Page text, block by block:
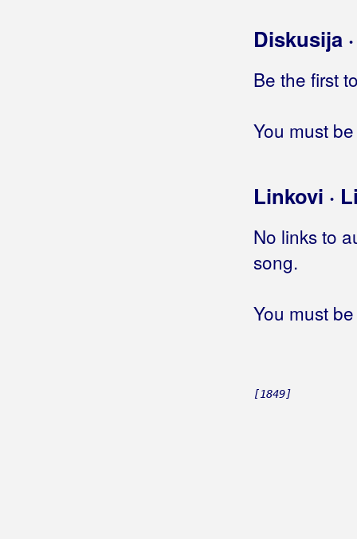
Diskusija
Be the first
You must
Linkovi ·
No links to
song.
You must
[1849]